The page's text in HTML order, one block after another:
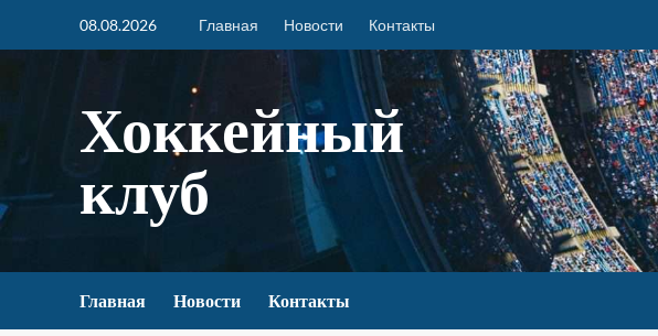
08.08.2026 Главная Новости Контакты
Хоккейный
клуб
Главная Новости Контакты